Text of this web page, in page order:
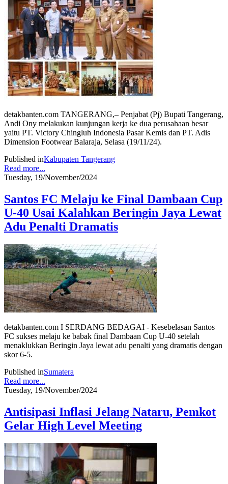
detakbanten.com TANGERANG,– Penjabat (Pj) Bupati Tangerang,
Andi Ony melakukan kunjungan kerja ke dua perusahaan besar
yaitu PT. Victory Chingluh Indonesia Pasar Kemis dan PT. Adis
Dimension Footwear Balaraja, Selasa (19/11/24).
Published inKabupaten Tangerang
Read more...
Tuesday, 19/November/2024
Santos FC Melaju ke Final Dambaan Cup
U-40 Usai Kalahkan Beringin Jaya Lewat
Adu Penalti Dramatis
detakbanten.com I SERDANG BEDAGAI - Kesebelasan Santos
FC sukses melaju ke babak final Dambaan Cup U-40 setelah
menaklukkan Beringin Jaya lewat adu penalti yang dramatis dengan
skor 6-5.
Published inSumatera
Read more...
Tuesday, 19/November/2024
Antisipasi Inflasi Jelang Nataru, Pemkot
Gelar High Level Meeting